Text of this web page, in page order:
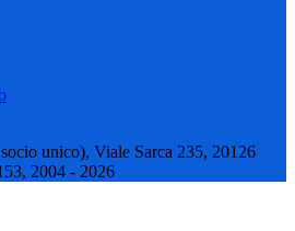
unico), Viale Sarca 235, 20126
2004 - 2026